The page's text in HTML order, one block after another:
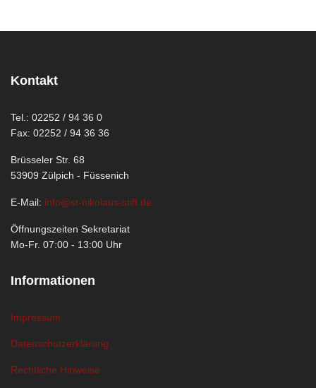
Kontakt
Tel.: 02252 / 94 36 0
Fax: 02252 / 94 36 36
Brüsseler Str. 68
53909 Zülpich - Füssenich
E-Mail: info@st-nikolaus-stift.de
Öffnungszeiten Sekretariat
Mo-Fr. 07:00 - 13:00 Uhr
Informationen
Impressum
Datenschutzerklärung
Rechtliche Hinweise